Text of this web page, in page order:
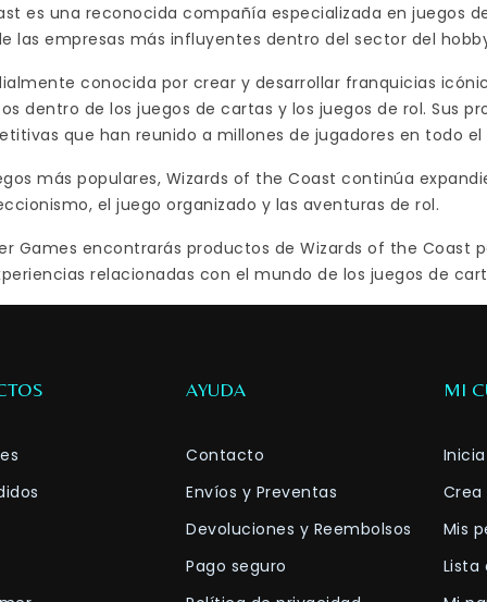
Mutant
FINAL
es una reconocida compañía especializada en juegos
las empresas más influyentes dentro del sector del
conocida por crear y desarrollar franquicias
dentro de los juegos de cartas y los juegos de rol. Sus
que han reunido a millones de jugadores en todo el
más populares, Wizards of the Coast continúa
el juego organizado y las aventuras de rol.
Games encontrarás productos de Wizards of the Coast
relacionadas con el mundo de los juegos de
AYUDA
Contacto
Envíos y Preventas
Devoluciones y Reembolsos
Pago seguro
MI
Mis
Lista